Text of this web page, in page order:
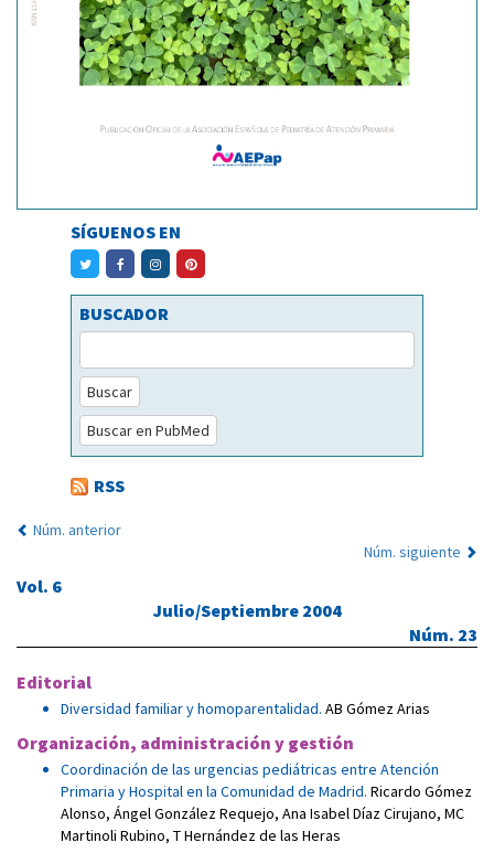
SÍGUENOS EN
BUSCADOR
Buscar
Buscar en PubMed
RSS
Núm. anterior
Núm. siguiente
Vol. 6
Julio/Septiembre 2004
Núm. 23
Editorial
Diversidad familiar y homoparentalidad. AB Gómez Arias
Organización, administración y gestión
Coordinación de las urgencias pediátricas entre Atención
Primaria y Hospital en la Comunidad de Madrid. Ricardo Gómez
Alonso, Ángel González Requejo, Ana Isabel Díaz Cirujano, MC
Martinoli Rubino, T Hernández de las Heras